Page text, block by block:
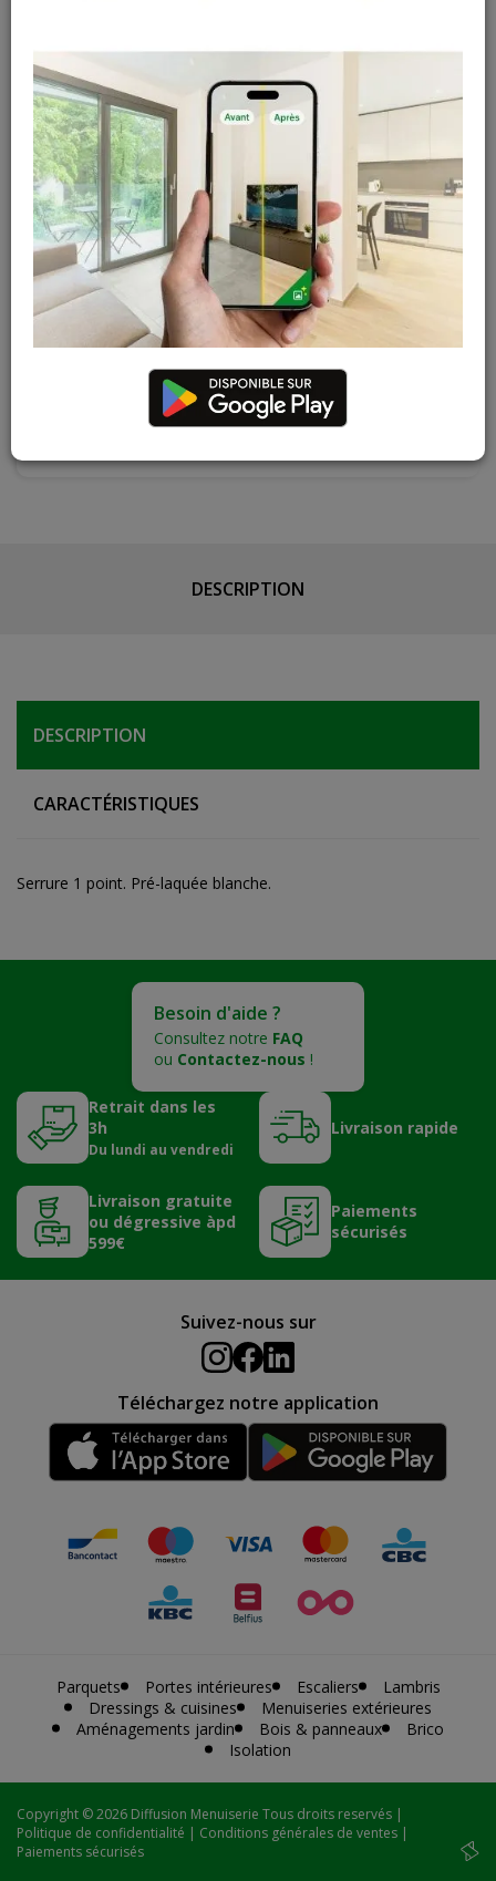
Magasin / Entrepôt
Gosselies
Court-St-Etienne 4 articles
Cuesmes 1 articles
Contactez Diffusion Menuiserie pour obtenir le temps de
Les teintes, nuances et veinages des photos peuvent
varier par rapport au produit réel
DESCRIPTION
DESCRIPTION
CARACTÉRISTIQUES
Serrure 1 point. Pré-laquée blanche.
Besoin d'aide ?
Consultez notre FAQ
ou Contactez-nous !
Retrait dans les
3h
Du lundi au vendredi
Livraison rapide
Livraison gratuite
ou dégressive àpd
599€
Paiements
sécurisés
Suivez-nous sur
Téléchargez notre application
Parquets Portes intérieures Escaliers
Lambris
Dressings & cuisines
Menuiseries extérieures
Aménagements jardin
Bois & panneaux
Brico
Isolation
Copyright © 2026 Diffusion Menuiserie Tous droits reservés |
Politique de confidentialité | Conditions générales de ventes |
Paiements sécurisés